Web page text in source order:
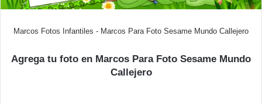
Marcos Fotos Infantiles - Marcos Para Foto Sesame Mundo Callejero
Agrega tu foto en Marcos Para Foto Sesame Mundo
Callejero